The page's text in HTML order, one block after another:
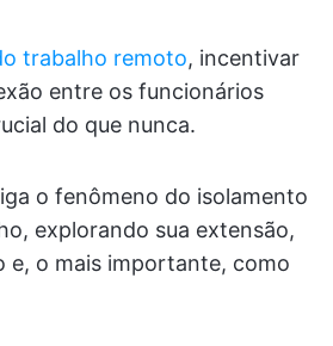
trabalho remoto, incentivar
entre os funcionários
do que nunca.
o fenômeno do isolamento
explorando sua extensão,
e, o mais importante, como